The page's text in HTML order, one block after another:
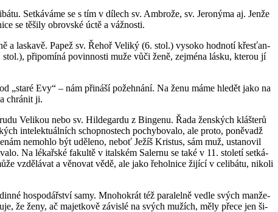
Se­tká­vá­me se s tím v dí­lech sv. Am­bro­že, sv. Je­ro­ný­ma aj. Jenže
se tě­ši­ly ob­rov­ské úctě a váž­nos­ti.
a las­ka­vě. Papež sv. Řehoř Ve­li­ký (6. stol.) vy­so­ko hod­no­tí křes­ťan­
při­po­mí­ná po­vin­nos­ti muže vůči ženě, zejmé­na lásku, kte­rou jí
„staré Evy“ – nám při­ná­ší po­žeh­ná­ní. Na ženu máme hle­dět jako na
chrá­nit ji.
Ve­li­kou nebo sv. Hil­de­gar­du z Bin­ge­nu. Řada žen­ských kláš­te­rů
in­te­lek­tu­ál­ních schop­nos­tech po­chy­bo­va­lo, ale proto, po­ně­vadž
ne­moh­lo být udě­le­no, neboť Ježíš Kris­tus, sám muž, usta­no­vil
Na lé­kař­ské fa­kul­tě v ital­ském Sa­ler­nu se také v 11. sto­le­tí se­tká­
vzdě­lá­vat a vě­no­vat vědě, ale jako ře­hol­ni­ce ži­jí­cí v ce­li­bá­tu, ni­ko­li
hos­po­dář­ství samy. Mno­ho­krát též pa­ra­lel­ně vedle svých man­že­
že ženy, ač ma­jet­ko­vě zá­vis­lé na svých mu­žích, měly přece jen ši­